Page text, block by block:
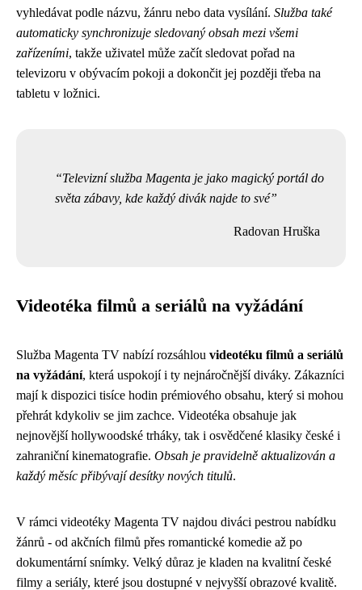
vyhledávat podle názvu, žánru nebo data vysílání. Služba také
automaticky synchronizuje sledovaný obsah mezi všemi
zařízeními, takže uživatel může začít sledovat pořad na
televizoru v obývacím pokoji a dokončit jej později třeba na
tabletu v ložnici.
Televizní služba Magenta je jako magický portál do
světa zábavy, kde každý divák najde to své
Radovan Hruška
Videotéka filmů a seriálů na vyžádání
Služba Magenta TV nabízí rozsáhlou videotéku filmů a seriálů
na vyžádání, která uspokojí i ty nejnáročnější diváky. Zákazníci
mají k dispozici tisíce hodin prémiového obsahu, který si mohou
přehrát kdykoliv se jim zachce. Videotéka obsahuje jak
nejnovější hollywoodské trháky, tak i osvědčené klasiky české i
zahraniční kinematografie. Obsah je pravidelně aktualizován a
každý měsíc přibývají desítky nových titulů.
V rámci videotéky Magenta TV najdou diváci pestrou nabídku
žánrů - od akčních filmů přes romantické komedie až po
dokumentární snímky. Velký důraz je kladen na kvalitní české
filmy a seriály, které jsou dostupné v nejvyšší obrazové kvalitě.